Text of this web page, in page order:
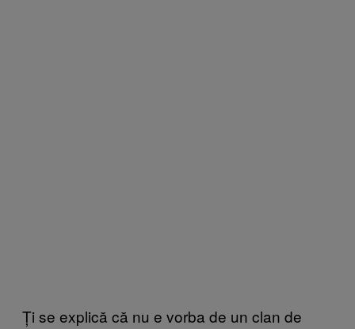
Ți se explică că nu e vorba de un clan de